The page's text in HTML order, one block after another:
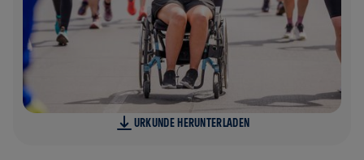
URKUNDE HERUNTERLADEN